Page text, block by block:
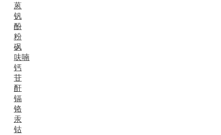
蒽
钒
酚
粉
砜
呋喃
钙
苷
酐
镉
铬
汞
钴